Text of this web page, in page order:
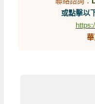
或點擊以